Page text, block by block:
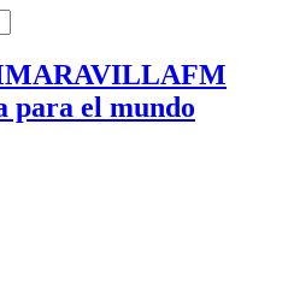
MARAVILLAFM
para el mundo